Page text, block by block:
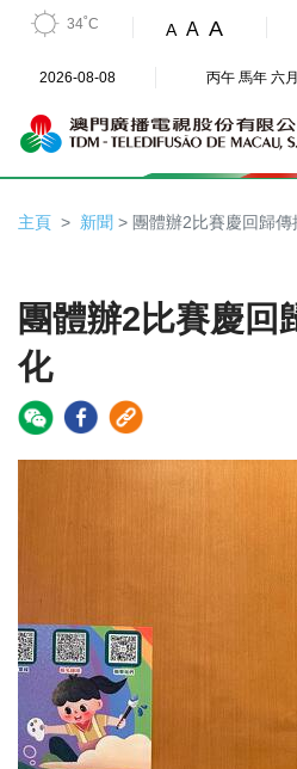
34˚C A A A
2026-08-08 丙午 馬年 六
主頁 新聞 > 團體辦2比賽慶回歸傳
團體辦2比賽慶回
化